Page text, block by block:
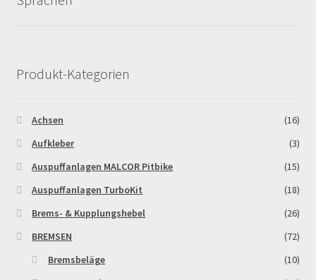
MALCOR PITCROSS / DIRTBIKE
Member Directory
MERCHANDISE
My Account
Produkt-Kategorien
Achsen
(16)
Aufkleber
(3)
Auspuffanlagen MALCOR Pitbike
(15)
Auspuffanlagen TurboKit
(18)
Brems- & Kupplungshebel
(26)
BREMSEN
(72)
Bremsbeläge
(10)